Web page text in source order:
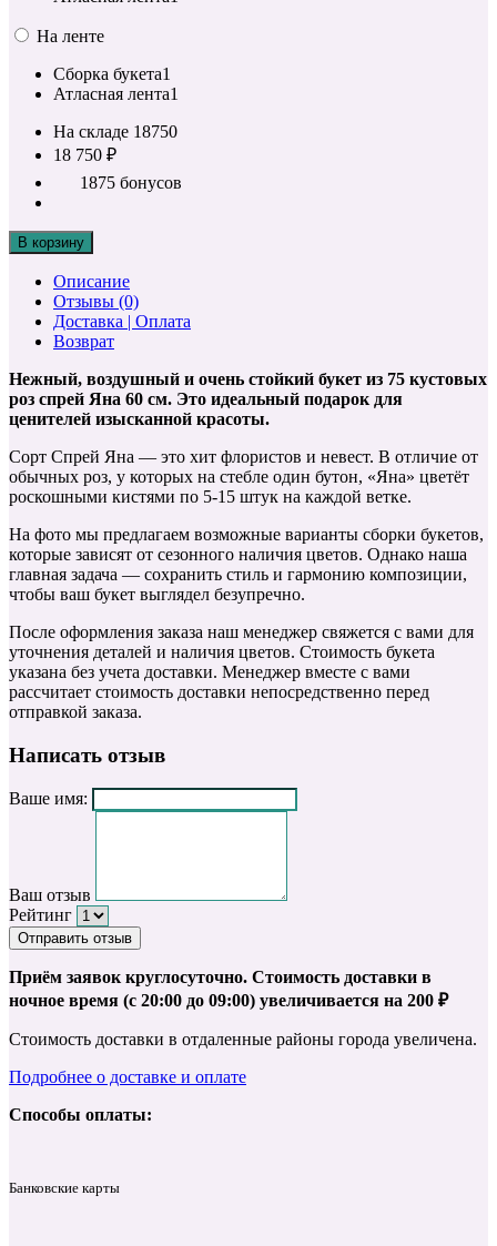
На ленте
Сборка букета1
Атласная лента1
На складе 18750
18 750 ₽
1875 бонусов
В корзину
Описание
Отзывы (0)
Доставка | Оплата
Возврат
Нежный, воздушный и очень стойкий букет из 75 кустовых
роз спрей Яна 60 см. Это идеальный подарок для
ценителей изысканной красоты.
Сорт Спрей Яна — это хит флористов и невест. В отличие от
обычных роз, у которых на стебле один бутон, «Яна» цветёт
роскошными кистями по 5-15 штук на каждой ветке.
На фото мы предлагаем возможные варианты сборки букетов,
которые зависят от сезонного наличия цветов. Однако наша
главная задача — сохранить стиль и гармонию композиции,
чтобы ваш букет выглядел безупречно.
После оформления заказа наш менеджер свяжется с вами для
уточнения деталей и наличия цветов. Стоимость букета
указана без учета доставки. Менеджер вместе с вами
рассчитает стоимость доставки непосредственно перед
отправкой заказа.
Написать отзыв
Ваше имя:
Ваш отзыв
Рейтинг
Отправить отзыв
Приём заявок круглосуточно. Стоимость доставки в
ночное время (с 20:00 до 09:00) увеличивается на 200 ₽
Стоимость доставки в отдаленные районы города увеличена.
Подробнее о доставке и оплате
Способы оплаты:
Банковские карты